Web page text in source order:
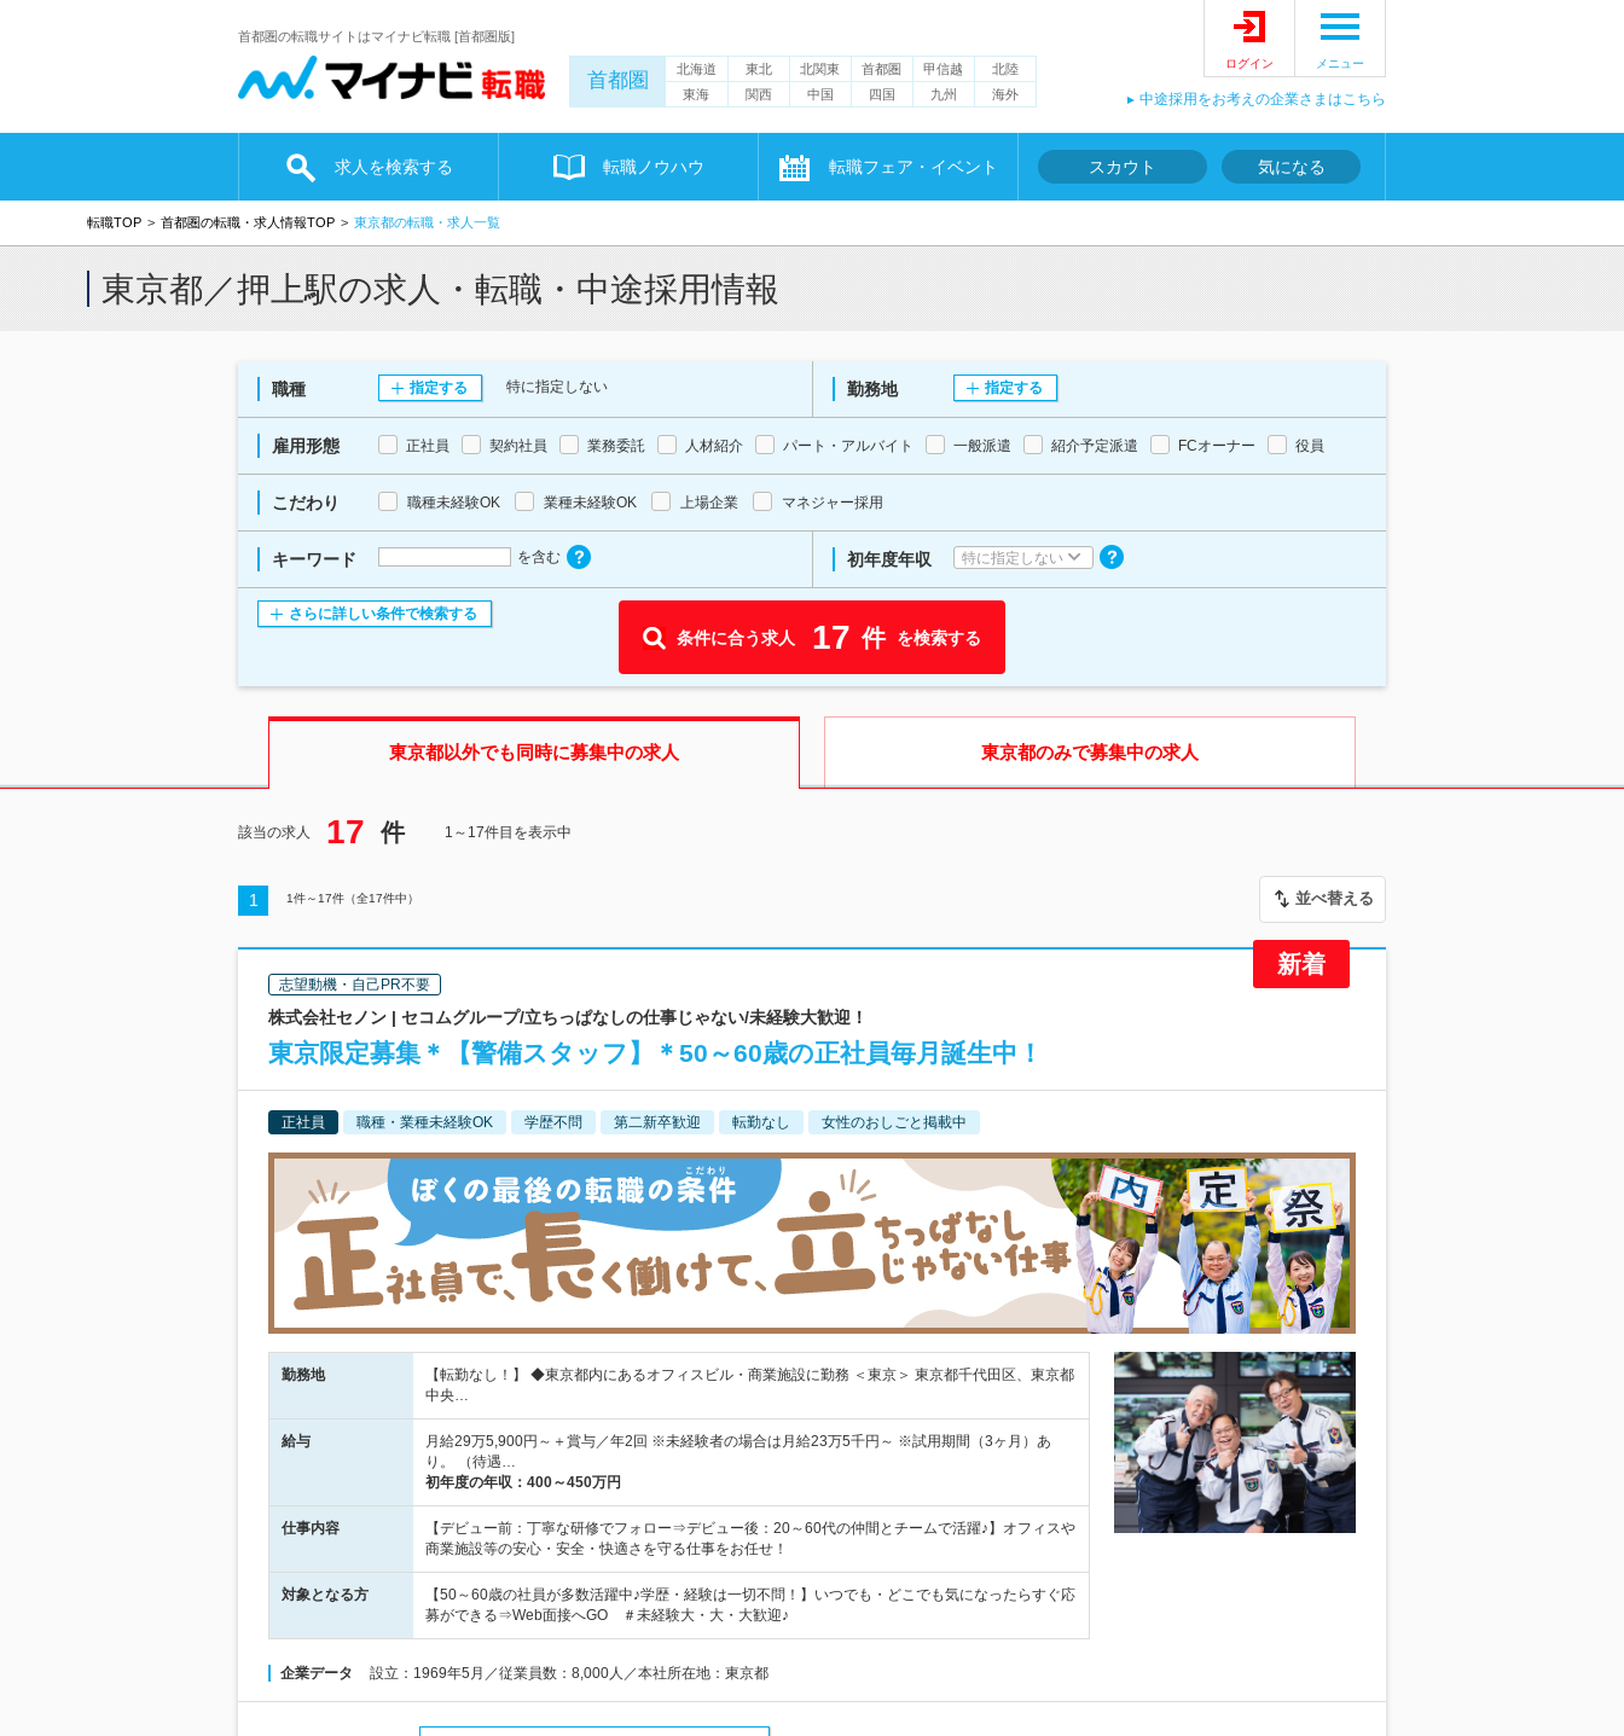
首都圏の転職サイトはマイナビ転職 [首都圏版]
首都圏 北海道 東北 北関東 首都圏 甲信越
北陸
東海
関西 中国 四国 九州 海外
ログイン メニュー
中途採用をお考えの企業さまはこちら
求人を検索する 転職ノウハウ 転職フェア・イベント スカウト 気になる
転職TOP 首都圏の転職・求人情報TOP 東京都の転職・求人一覧
東京都／押上駅の求人・転職・中途採用情報
職種 指定する 特に指定しない 勤務地 指定する
雇用形態 正社員 契約社員 業務委託 人材紹介 パート・アルバイト 一般派遣 紹介予定派遣 FCオーナー 役員
こだわり 職種未経験OK 業種未経験OK 上場企業 マネジャー採用
キーワード を含む 初年度年収 特に指定しない
さらに詳しい条件で検索する
条件に合う求人 17 件 を検索する
東京都以外でも同時に募集中の求人 東京都のみで募集中の求人
該当の求人 17 件 1～17件目を表示中
1 1件～ 17件（全17件中） 並べ替える
志望動機・自己PR不要
株式会社セノン | セコムグループ/立ちっぱなしの仕事じゃない/未経験大歓迎！
東京限定募集＊【警備スタッフ】＊50～60歳の正社員毎月誕生中！
正社員 職種・業種未経験OK 学歴不問 第二新卒歓迎 転勤なし 女性のおしごと掲載中
勤務地
【転勤なし！】 ◆東京都内にあるオフィスビル・商業施設に勤務 ＜東京＞ 東京都千代田区、東京都
中央…
給与
月給29万5,900円～＋賞与／年2回 ※未経験者の場合は月給23万5千円～ ※試用期間（3ヶ月）あ
り。 （待遇…
初年度の年収： 400～450万円
仕事内容
【デビュー前：丁寧な研修でフォロー⇒デビュー後：20～60代の仲間とチームで活躍♪】オフィスや
商業施設等の安心・安全・快適さを守る仕事をお任せ！
対象となる方
【50～60歳の社員が多数活躍中♪学歴・経験は一切不問！】いつでも・どこでも気になったらすぐ応
募ができる⇒Web面接へGO ＃未経験大・大・大歓迎♪
企業データ 設立：1969年5月／従業員数：8,000人／本社所在地：東京都